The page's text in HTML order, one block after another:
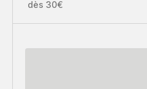
dès 30€